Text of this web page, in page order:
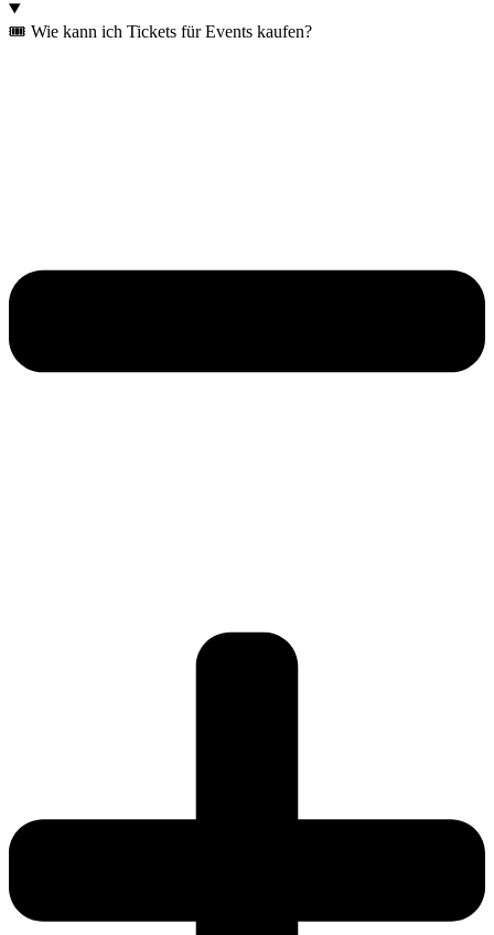
🎟️ Wie kann ich Tickets für Events kaufen?